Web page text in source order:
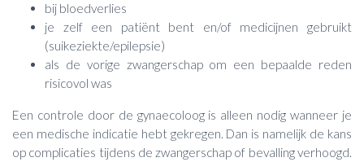
bij bloedverlies
je zelf een patiënt bent en/of medicijnen gebruikt
(suikeziekte/epilepsie)
als de vorige zwangerschap om een bepaalde reden
risicovol was
Een controle door de gynaecoloog is alleen nodig wanneer je
een medische indicatie hebt gekregen. Dan is namelijk de kans
op complicaties tijdens de zwangerschap of bevalling verhoogd.